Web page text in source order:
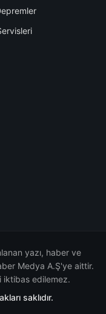
yazı, haber ve
Medya A.Ş'ye aittir.
iktibas edilemez.
saklıdır.